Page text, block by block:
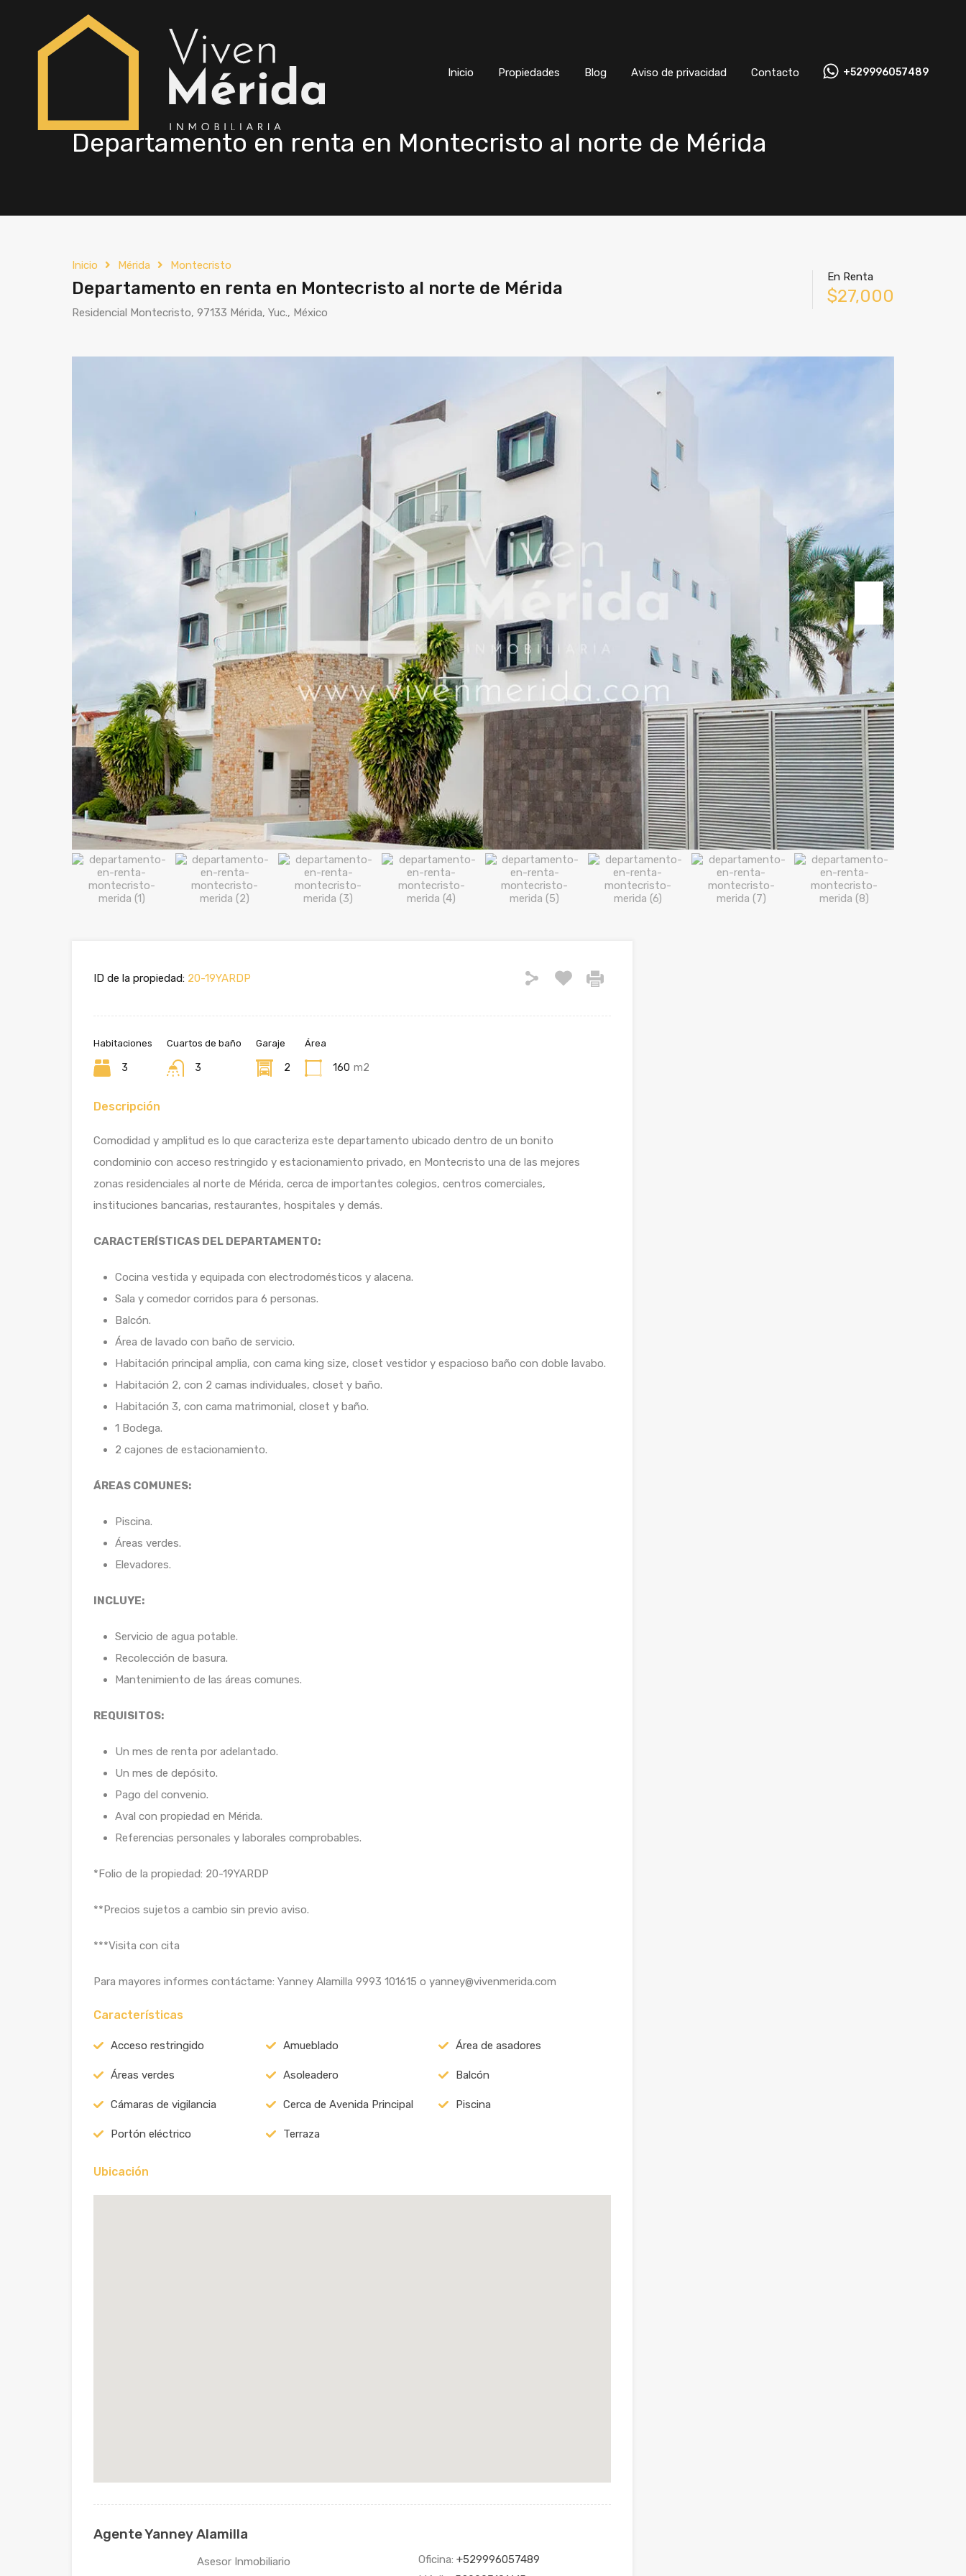
Inicio Propiedades Blog Aviso de privacidad Contacto +529996057489
Departamento en renta en Montecristo al norte de Mérida
Inicio Mérida Montecristo
Departamento en renta en Montecristo al norte de Mérida
Residencial Montecristo, 97133 Mérida, Yuc., México
En Renta
$27,000
ID de la propiedad: 20-19YARDP
Habitaciones
3
Cuartos de baño
3
Garaje
2
Área
160 m2
Descripción
Comodidad y amplitud es lo que caracteriza este departamento ubicado dentro de un bonito
condominio con acceso restringido y estacionamiento privado, en Montecristo una de las mejores
zonas residenciales al norte de Mérida, cerca de importantes colegios, centros comerciales,
instituciones bancarias, restaurantes, hospitales y demás.
CARACTERÍSTICAS DEL DEPARTAMENTO:
Cocina vestida y equipada con electrodomésticos y alacena.
Sala y comedor corridos para 6 personas.
Balcón.
Área de lavado con baño de servicio.
Habitación principal amplia, con cama king size, closet vestidor y espacioso baño con doble lavabo.
Habitación 2, con 2 camas individuales, closet y baño.
Habitación 3, con cama matrimonial, closet y baño.
1 Bodega.
2 cajones de estacionamiento.
ÁREAS COMUNES:
Piscina.
Áreas verdes.
Elevadores.
INCLUYE:
Servicio de agua potable.
Recolección de basura.
Mantenimiento de las áreas comunes.
REQUISITOS:
Un mes de renta por adelantado.
Un mes de depósito.
Pago del convenio.
Aval con propiedad en Mérida.
Referencias personales y laborales comprobables.
*Folio de la propiedad: 20-19YARDP
**Precios sujetos a cambio sin previo aviso.
***Visita con cita
Para mayores informes contáctame: Yanney Alamilla 9993 101615 o yanney@vivenmerida.com
Características
Acceso restringido Amueblado Área de asadores
Áreas verdes Asoleadero Balcón
Cámaras de vigilancia Cerca de Avenida Principal Piscina
Portón eléctrico Terraza
Ubicación
Agente Yanney Alamilla
Asesor Inmobiliario
Oficina: +529996057489